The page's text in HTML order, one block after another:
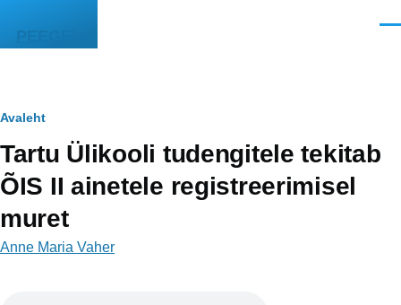
PEEGEL
Leivapuru
Avaleht
Tartu Ülikooli tudengitele tekitab
ÕIS II ainetele registreerimisel
muret
Anne Maria Vaher